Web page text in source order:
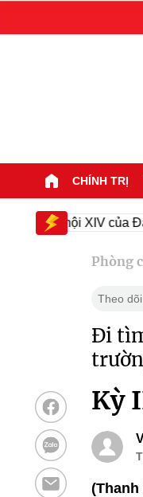
CHÍNH TRỊ
Đại hội XIV của Đảng
Phòng
Theo
Đi
Kỳ